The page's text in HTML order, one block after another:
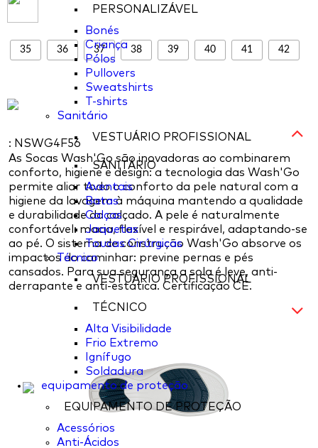
PERSONALIZÁVEL
Bonés
Criança
Pólos
Pullovers
Sweatshirts
T-shirts
Sanitário
VESTUÁRIO PROFISSIONAL
SANITÁRIO
Aventais
Batas
Calças
Jaquetas
Toucas Cirúrgicas
Técnico
VESTUÁRIO PROFISSIONAL
TÉCNICO
Alta Visibilidade
Frio Extremo
Ignífugo
Soldadura
equipamento de proteção
EQUIPAMENTO DE PROTEÇÃO
Acessórios
Anti-Ácidos
35 36 37 38 39 40 41 42
: NSWG4F56
As Socas Wash'Go são inovadoras ao combinarem
conforto, higiene e design: a tecnologia das Wash'Go
permite aliar todo o conforto da pele natural com a
higiene da lavagem à máquina mantendo a qualidade
e durabilidade do calçado. A pele é naturalmente
confortável: macia, flexível e respirável, adaptando-se
ao pé. O sistema de construção Wash'Go absorve os
impactos do caminhar: previne pernas e pés
cansados. Para sua segurança a sola é leve, anti-
derrapante e anti-estática. Certificação CE.